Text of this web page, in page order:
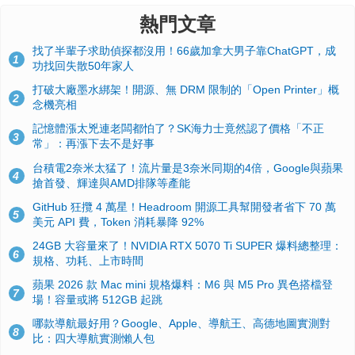
熱門文章
1
找了半輩子求助偵探都沒用！66歲加拿大男子靠ChatGPT，成
功找回失散50年家人
2
打破大廠墨水綁架！開源、無 DRM 限制的「Open Printer」概
念機亮相
3
記憶體漲太兇連老闆都怕了？SK海力士竟然認了價格「不正
常」：再漲下去不是好事
4
台積電2奈米太猛了！流片量是3奈米同期的4倍，Google與蘋果
搶首發、輝達與AMD排隊等產能
5
GitHub 狂攬 4 萬星！Headroom 開源工具幫開發者省下 70 萬
美元 API 費，Token 消耗暴降 92%
6
24GB 大容量來了！NVIDIA RTX 5070 Ti SUPER 爆料總整理：
規格、功耗、上市時間
7
蘋果 2026 款 Mac mini 規格爆料：M6 與 M5 Pro 異色搭檔登
場！容量或將 512GB 起跳
8
哪款導航最好用？Google、Apple、導航王、高德地圖實測對
比：四大導航實測懶人包